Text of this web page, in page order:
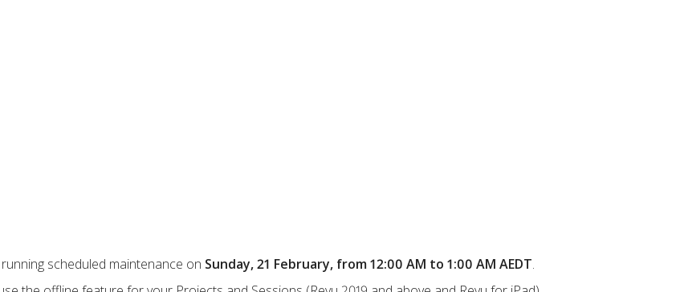
scheduled maintenance on Sunday, 21 February, from 12:00 AM to 1:00 AM AEDT.